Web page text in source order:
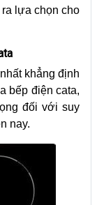
lựa chọn cho
khẳng định
bếp điện cata,
đối với suy
nay.